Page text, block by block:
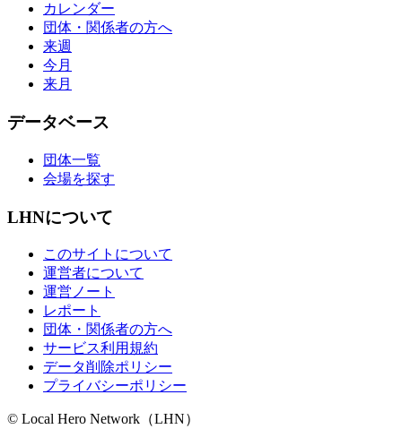
カレンダー
団体・関係者の方へ
来週
今月
来月
データベース
団体一覧
会場を探す
LHNについて
このサイトについて
運営者について
運営ノート
レポート
団体・関係者の方へ
サービス利用規約
データ削除ポリシー
プライバシーポリシー
© Local Hero Network（LHN）